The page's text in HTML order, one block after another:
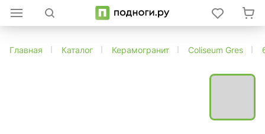
Главная Каталог Керамогранит Coliseum Gres